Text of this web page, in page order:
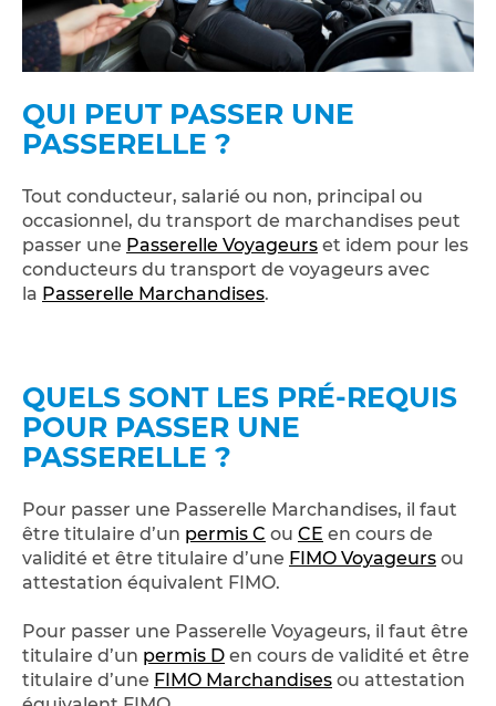
QUI PEUT PASSER UNE
PASSERELLE ?
Tout conducteur, salarié ou non, principal ou
occasionnel, du transport de marchandises peut
passer une Passerelle Voyageurs et idem pour les
conducteurs du transport de voyageurs avec
la Passerelle Marchandises.
QUELS SONT LES PRÉ-REQUIS
POUR PASSER UNE
PASSERELLE ?
Pour passer une Passerelle Marchandises, il faut
être titulaire d’un permis C ou CE en cours de
validité et être titulaire d’une FIMO Voyageurs ou
attestation équivalent FIMO.
Pour passer une Passerelle Voyageurs, il faut être
titulaire d’un permis D en cours de validité et être
titulaire d’une FIMO Marchandises ou attestation